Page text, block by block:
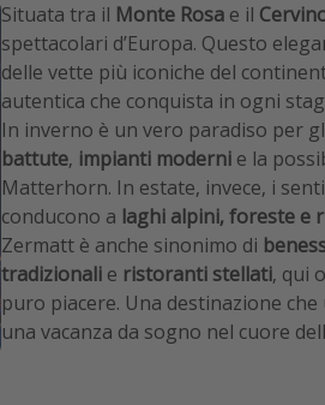
Situata tra il Monte Rosa e il
spettacolari d’Europa. Questo
delle vette più iconiche del
autentica che conquista in ogni
In inverno è un vero paradiso per
battute, impianti moderni e la
Matterhorn. In estate, invece, i
conducono a laghi alpini, foreste e
Zermatt è anche sinonimo di
tradizionali e ristoranti stellati, qui
puro piacere. Una destinazione
una vacanza da sogno nel cuore